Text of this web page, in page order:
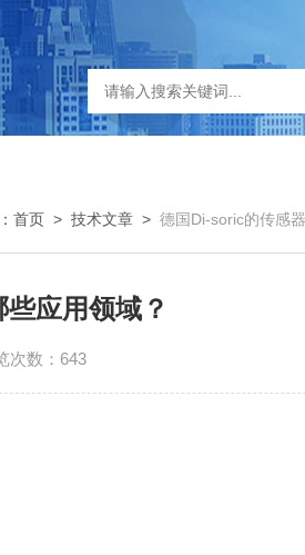
首页 > 技术文章 > 德国Di-soric的传感
应用领域？
次数：643